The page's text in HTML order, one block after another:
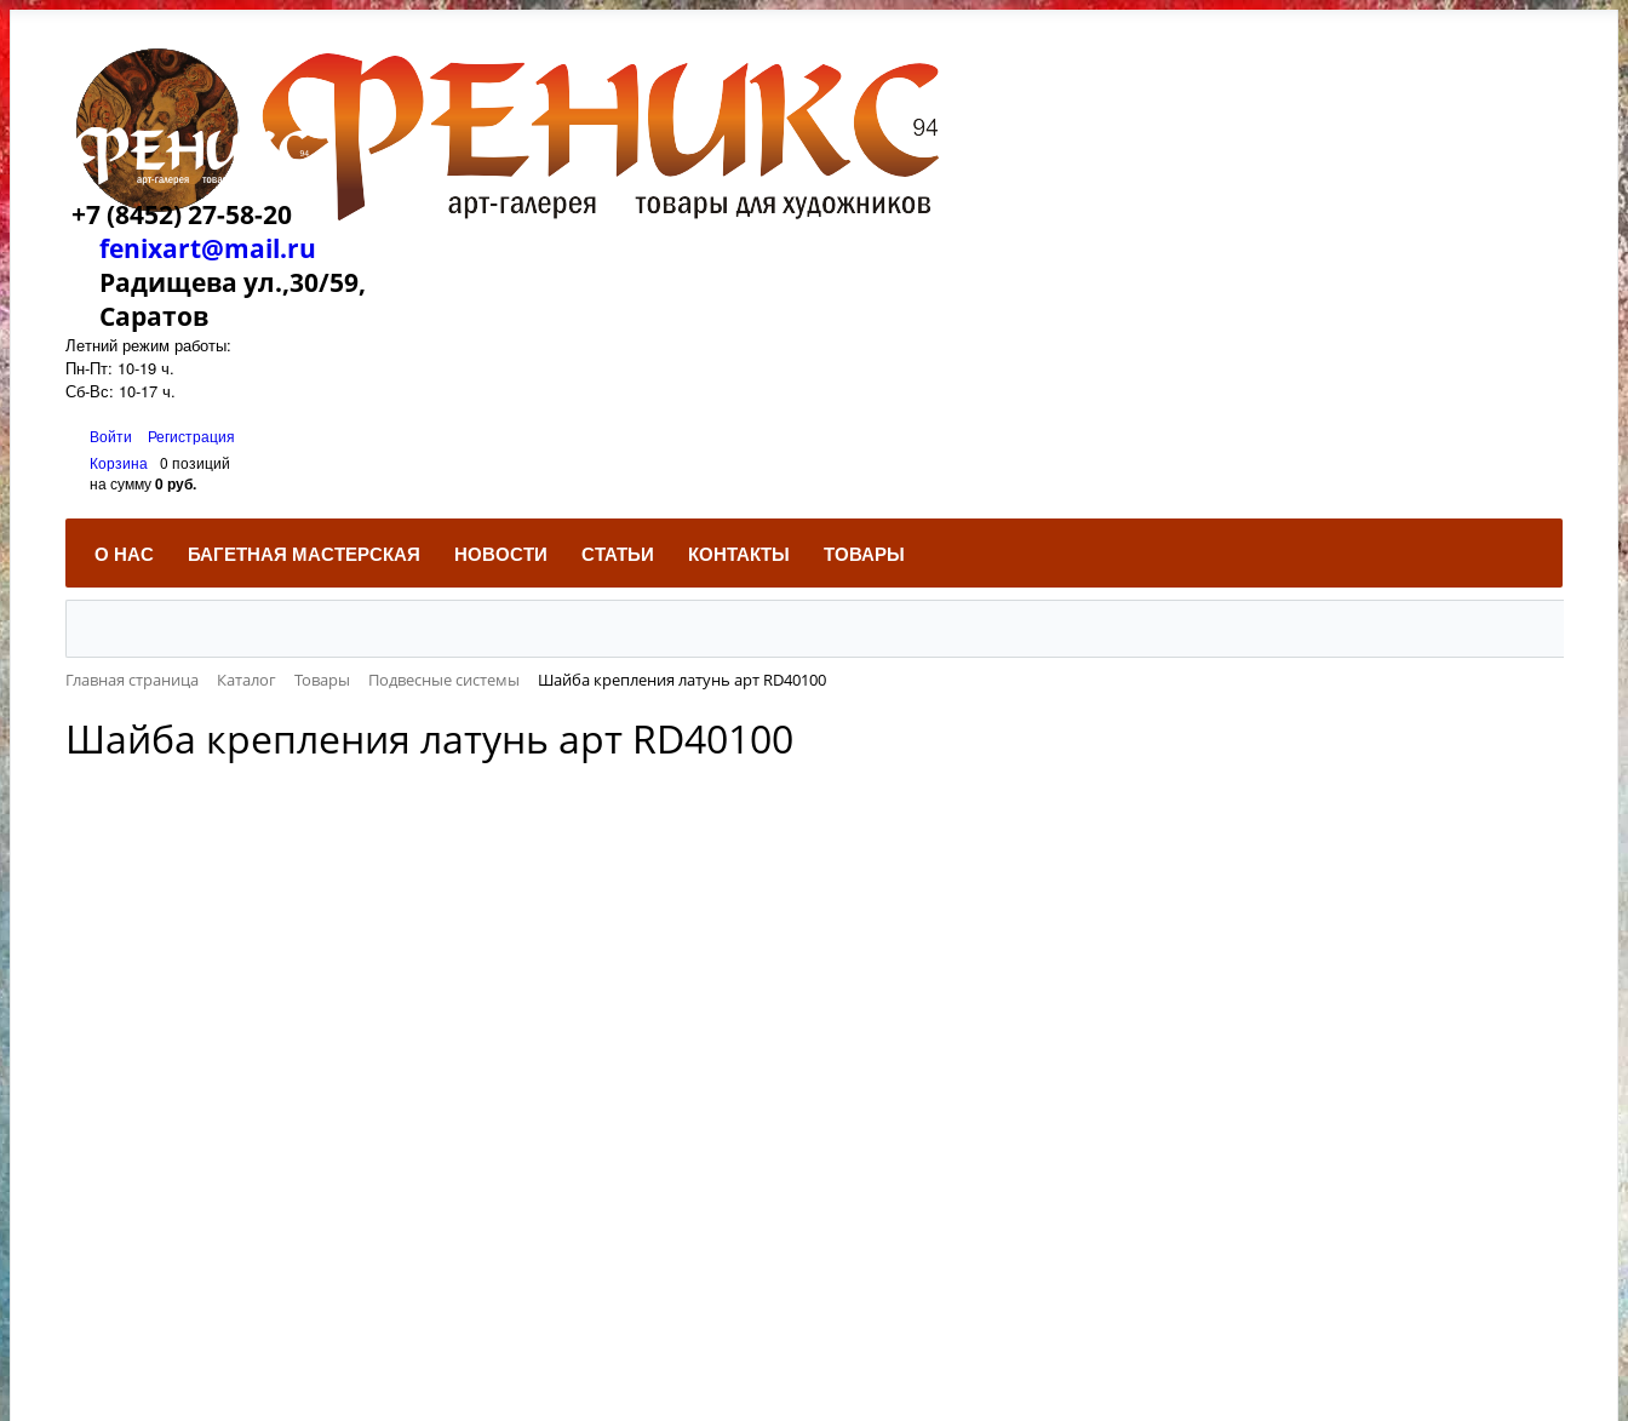
+7 (8452) 27-58-20
fenixart@mail.ru
Радищева ул.,30/59,
Саратов
Летний режим работы:
Пн-Пт: 10-19 ч.
Сб-Вс: 10-17 ч.
Войти
Регистрация
Корзина
0 позиций
на сумму0 руб.
О НАС БАГЕТНАЯ МАСТЕРСКАЯ НОВОСТИ СТАТЬИ КОНТАКТЫ ТОВАРЫ
Главная страница Каталог Товары Подвесные системы Шайба крепления латунь арт RD40100
Шайба крепления латунь арт RD40100